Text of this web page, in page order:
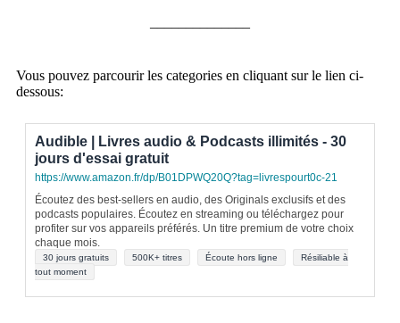
Vous pouvez parcourir les categories en cliquant sur le lien ci-
dessous:
Audible | Livres audio & Podcasts illimités - 30
jours d'essai gratuit
https://www.amazon.fr/dp/B01DPWQ20Q?tag=livrespourt0c-21
Écoutez des best-sellers en audio, des Originals exclusifs et des
podcasts populaires. Écoutez en streaming ou téléchargez pour
profiter sur vos appareils préférés. Un titre premium de votre choix
chaque mois.
30 jours gratuits 500K+ titres Écoute hors ligne
Résiliable à
tout moment